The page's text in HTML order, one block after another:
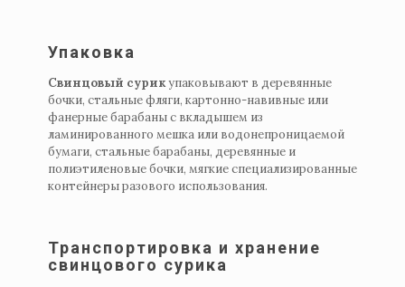
Упаковка
Свинцовый сурикупаковывают в деревянные
бочки, стальные фляги, картонно-навивные или
фанерные барабаны с вкладышем из
ламинированного мешка или водонепроницаемой
бумаги, стальные барабаны, деревянные и
полиэтиленовые бочки, мягкие специализированные
контейнеры разового использования.
Транспортировка и хранение
свинцового сурика